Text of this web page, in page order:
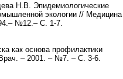
Н.В. Эпидемиологические
экологии // Медицина
№12.– С. 1-7.
как основа профилактики
– 2001. – №7. – С. 3-6.